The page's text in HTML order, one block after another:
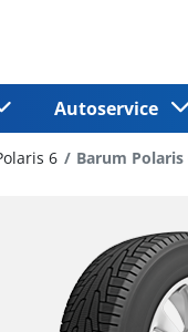
Autoservice
6 Barum Polaris